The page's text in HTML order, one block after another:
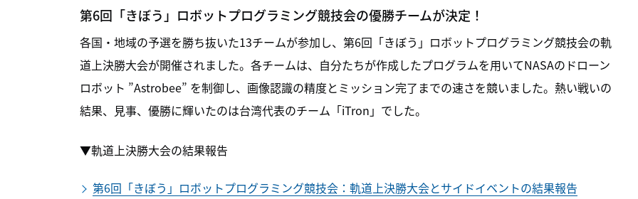
第6回「きぼう」ロボットプログラミング競技会の優勝チームが決定！
各国・地域の予選を勝ち抜いた13チームが参加し、第6回「きぼう」ロボットプログラミング競技会の軌
道上決勝大会が開催されました。各チームは、自分たちが作成したプログラムを用いてNASAのドローン
ロボット ”Astrobee” を制御し、画像認識の精度とミッション完了までの速さを競いました。熱い戦いの
結果、見事、優勝に輝いたのは台湾代表のチーム「iTron」でした。
▼軌道上決勝大会の結果報告
第6回「きぼう」ロボットプログラミング競技会：軌道上決勝大会とサイドイベントの結果報告